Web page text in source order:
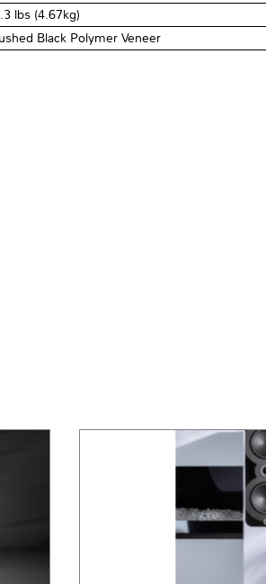
lbs (4.67kg)
Black Polymer Veneer